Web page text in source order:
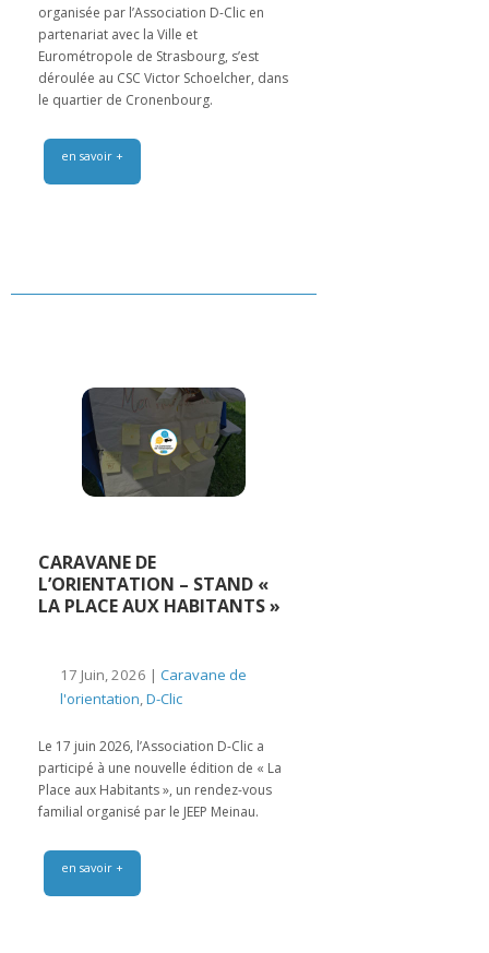
organisée par l’Association D-Clic en
partenariat avec la Ville et
Eurométropole de Strasbourg, s’est
déroulée au CSC Victor Schoelcher, dans
le quartier de Cronenbourg.
en savoir +
CARAVANE DE
L’ORIENTATION – STAND «
LA PLACE AUX HABITANTS »
17 Juin, 2026 | Caravane de
l'orientation D-Clic
Le 17 juin 2026, l’Association D-Clic a
participé à une nouvelle édition de « La
Place aux Habitants », un rendez-vous
familial organisé par le JEEP Meinau.
en savoir +